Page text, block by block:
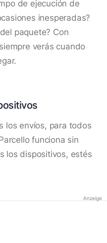
de ejecución de
inesperadas?
paquete? Con
verás cuando
los envíos, para todos
funciona sin
los dispositivos, estés
Anzeige